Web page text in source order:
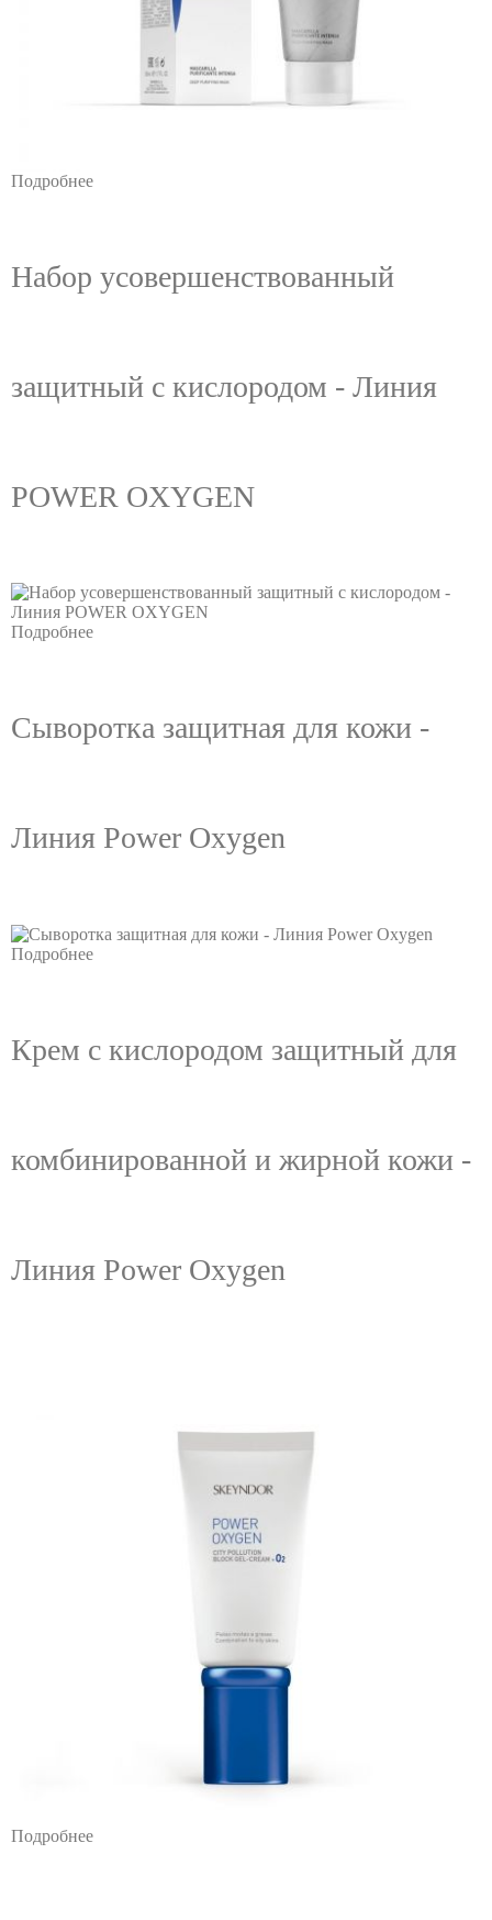
Подробнее
Набор усовершенствованный
защитный с кислородом - Линия
POWER OXYGEN
Подробнее
Сыворотка защитная для кожи -
Линия Power Oxygen
Подробнее
Крем с кислородом защитный для
комбинированной и жирной кожи -
Линия Power Oxygen
Подробнее